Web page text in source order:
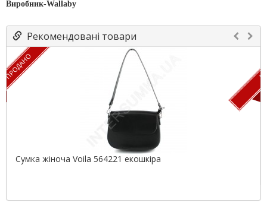
Виробник-Wallaby
Рекомендовані товари
ПРОДАНО
Сумка жіноча Voila 564221 екошкіра